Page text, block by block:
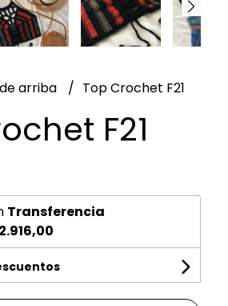
arriba Top Crochet F21
F21
Transferencia